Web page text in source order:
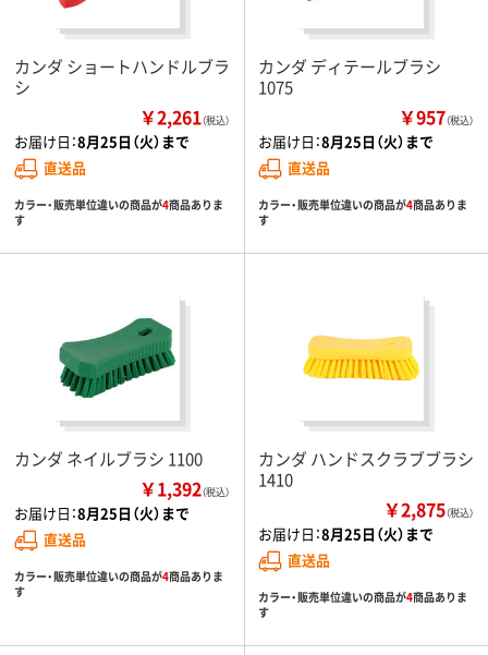
カンダ ショートハンドルブラ
シ
￥2,261（税込）
お届け日：8月25日（火）まで
直送品
カラー・販売単位違いの商品が4商品ありま
す
カンダ ディテールブラシ
1075
￥957（税込）
お届け日：8月25日（火）まで
直送品
カラー・販売単位違いの商品が4商品ありま
す
カンダ ネイルブラシ 1100
￥1,392（税込）
お届け日：8月25日（火）まで
直送品
カラー・販売単位違いの商品が4商品ありま
す
カンダ ハンドスクラブブラシ
1410
￥2,875（税込）
お届け日：8月25日（火）まで
直送品
カラー・販売単位違いの商品が4商品ありま
す